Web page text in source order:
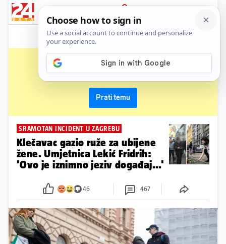
PRIJAVA
News
arijana lekić fridrih
Prati temu
SRAMOTAN INCIDENT U ZAGREBU
Klečavac gazio ruže za ubijene
žene. Umjetnica Lekić Fridrih:
'Ovo je iznimno jeziv događaj...'
46 467